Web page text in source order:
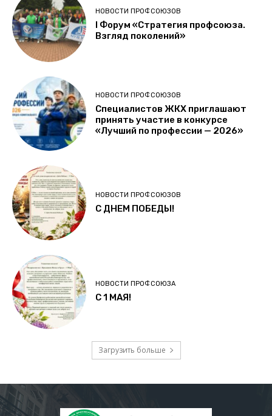
НОВОСТИ ПРОФСОЮЗОВ
I Форум «Стратегия профсоюза.
Взгляд поколений»
НОВОСТИ ПРОФСОЮЗОВ
Специалистов ЖКХ приглашают
принять участие в конкурсе
«Лучший по профессии — 2026»
НОВОСТИ ПРОФСОЮЗОВ
С ДНЕМ ПОБЕДЫ!
НОВОСТИ ПРОФСОЮЗА
C 1 МАЯ!
Загрузить больше